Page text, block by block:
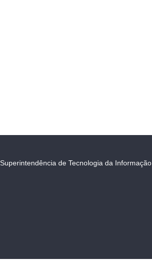
Superintendência de Tecnologia da Informação